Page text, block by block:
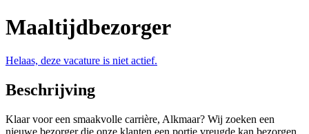
Maaltijdbezorger
Helaas, deze vacature is niet actief.
Beschrijving
Klaar voor een smaakvolle carrière, Alkmaar? Wij zoeken een
nieuwe bezorger die onze klanten een portie vreugde kan bezorgen.